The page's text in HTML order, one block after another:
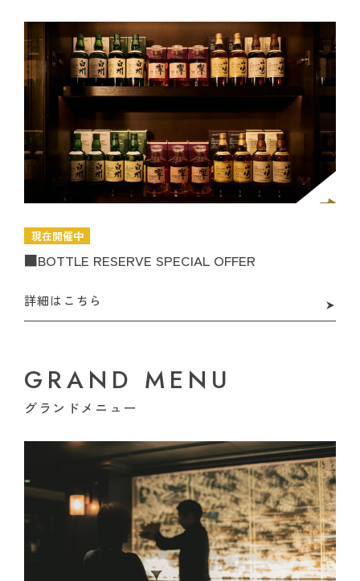
現在開催中
■BOTTLE RESERVE SPECIAL OFFER
詳細はこちら
GRAND MENU
グランドメニュー